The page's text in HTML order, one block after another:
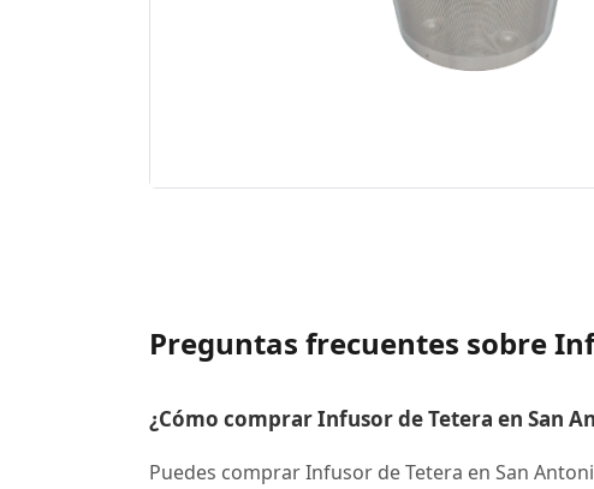
Preguntas frecuentes sobre
¿Cómo comprar Infusor de Tetera en San
Puedes comprar Infusor de Tetera en San